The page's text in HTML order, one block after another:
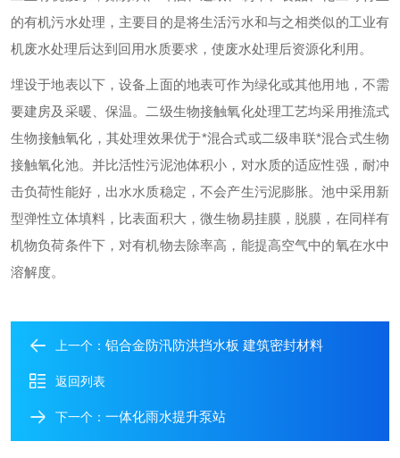
的有机污水处理，主要目的是将生活污水和与之相类似的工业有
机废水处理后达到回用水质要求，使废水处理后资源化利用。
埋设于地表以下，设备上面的地表可作为绿化或其他用地，不需
要建房及采暖、保温。二级生物接触氧化处理工艺均采用推流式
生物接触氧化，其处理效果优于*混合式或二级串联*混合式生物
接触氧化池。并比活性污泥池体积小，对水质的适应性强，耐冲
击负荷性能好，出水水质稳定，不会产生污泥膨胀。池中采用新
型弹性立体填料，比表面积大，微生物易挂膜，脱膜，在同样有
机物负荷条件下，对有机物去除率高，能提高空气中的氧在水中
溶解度。
上一个： 铝合金防汛防洪挡水板 建筑密封材料
返回列表
下一个： 一体化雨水提升泵站